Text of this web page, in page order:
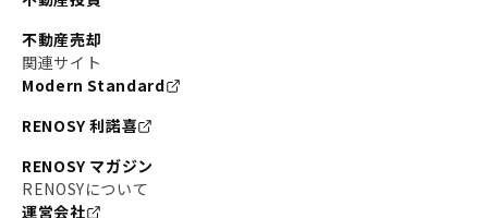
不動産売却
関連サイト
Modern Standard
RENOSY 利諾喜
RENOSY マガジン
RENOSYについて
運営会社